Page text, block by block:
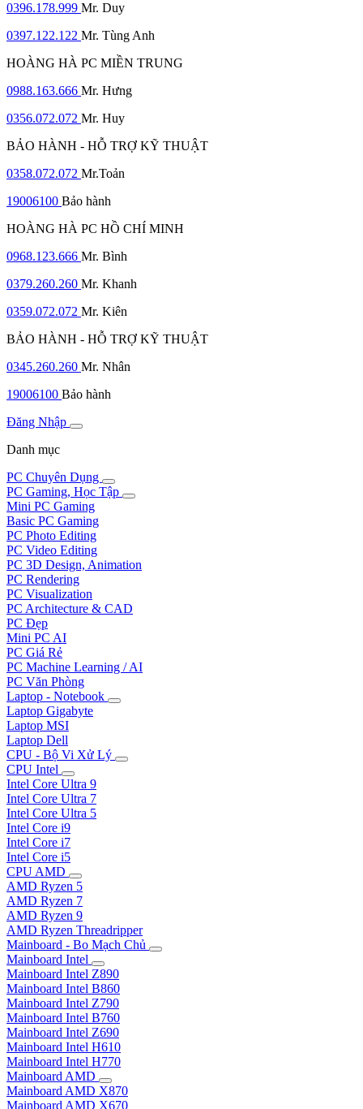
0396.178.999 Mr. Duy
0397.122.122 Mr. Tùng Anh
HOÀNG HÀ PC MIỀN TRUNG
0988.163.666 Mr. Hưng
0356.072.072 Mr. Huy
BẢO HÀNH - HỖ TRỢ KỸ THUẬT
0358.072.072 Mr.Toản
19006100 Bảo hành
HOÀNG HÀ PC HỒ CHÍ MINH
0968.123.666 Mr. Bình
0379.260.260 Mr. Khanh
0359.072.072 Mr. Kiên
BẢO HÀNH - HỖ TRỢ KỸ THUẬT
0345.260.260 Mr. Nhân
19006100 Bảo hành
Đăng Nhập
Danh mục
PC Chuyên Dụng
PC Gaming, Học Tập
Mini PC Gaming
Basic PC Gaming
PC Photo Editing
PC Video Editing
PC 3D Design, Animation
PC Rendering
PC Visualization
PC Architecture & CAD
PC Đẹp
Mini PC AI
PC Giá Rẻ
PC Machine Learning / AI
PC Văn Phòng
Laptop - Notebook
Laptop Gigabyte
Laptop MSI
Laptop Dell
CPU - Bộ Vi Xử Lý
CPU Intel
Intel Core Ultra 9
Intel Core Ultra 7
Intel Core Ultra 5
Intel Core i9
Intel Core i7
Intel Core i5
CPU AMD
AMD Ryzen 5
AMD Ryzen 7
AMD Ryzen 9
AMD Ryzen Threadripper
Mainboard - Bo Mạch Chủ
Mainboard Intel
Mainboard Intel Z890
Mainboard Intel B860
Mainboard Intel Z790
Mainboard Intel B760
Mainboard Intel Z690
Mainboard Intel H610
Mainboard Intel H770
Mainboard AMD
Mainboard AMD X870
Mainboard AMD X670